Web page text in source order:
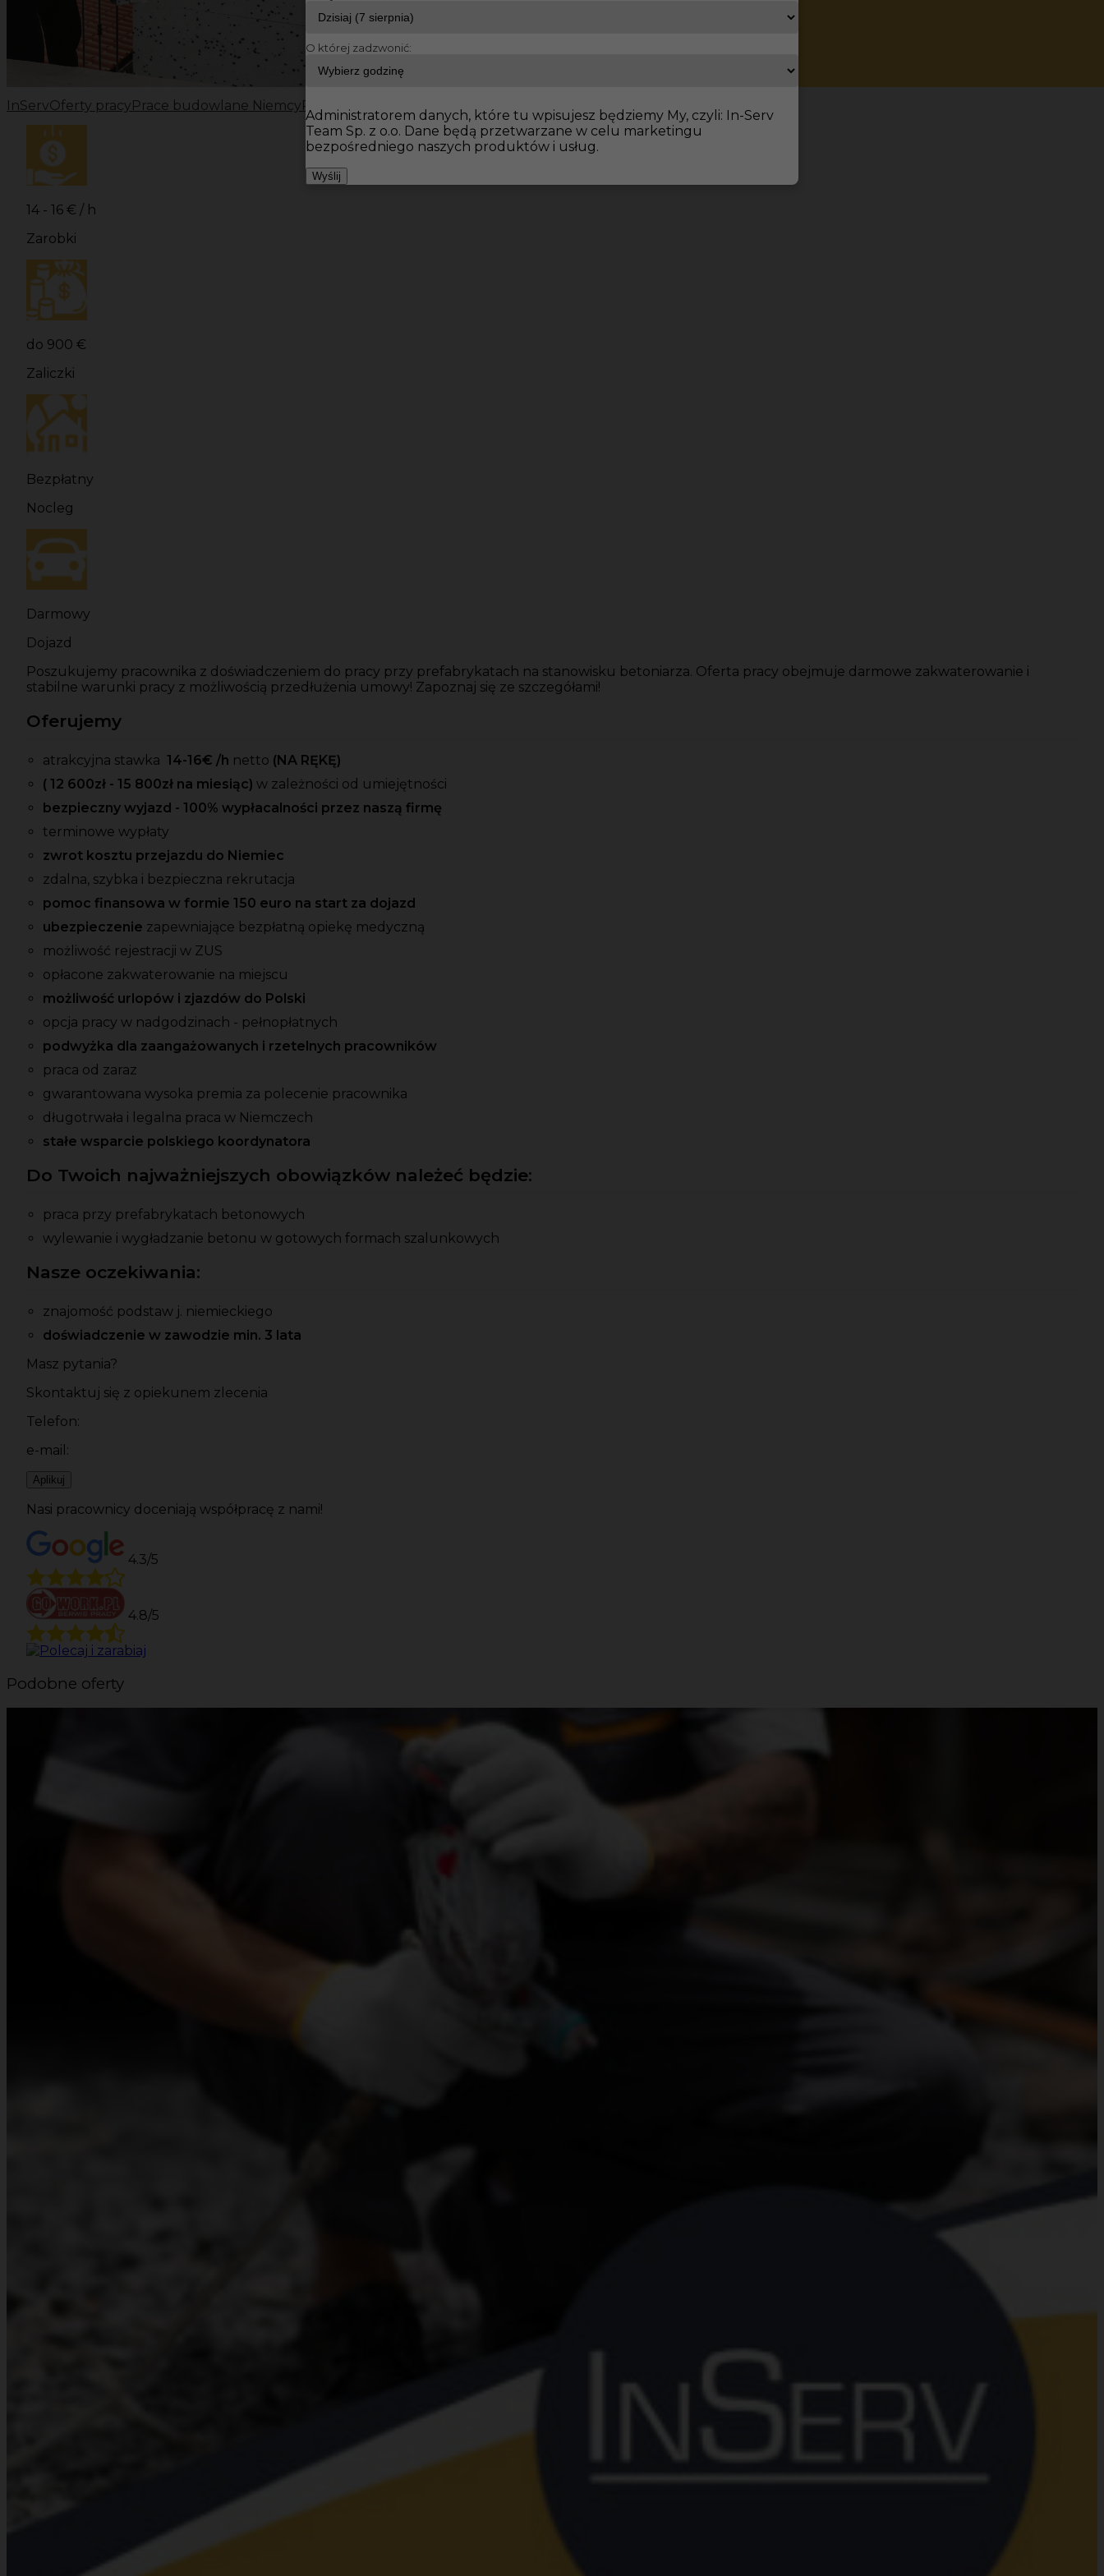
InServOferty pracy Prace budowlane Niemcy Prace budowlane Betoniarz praca w Niemczech
14 - 16 € / h
Zarobki
do 900 €
Zaliczki
Bezpłatny
Nocleg
Darmowy
Dojazd
Poszukujemy pracownika z doświadczeniem do pracy przy prefabrykatach na stanowisku betoniarza. Oferta pracy obejmuje darmowe zakwaterowanie i
stabilne warunki pracy z możliwością przedłużenia umowy! Zapoznaj się ze szczegółami!
Oferujemy
atrakcyjna stawka 14-16€ /h netto (NA RĘKĘ)
( 12 600zł - 15 800zł na miesiąc) w zależności od umiejętności
bezpieczny wyjazd - 100% wypłacalności przez naszą firmę
terminowe wypłaty
zwrot kosztu przejazdu do Niemiec
zdalna, szybka i bezpieczna rekrutacja
pomoc finansowa w formie 150 euro na start za dojazd
ubezpieczenie zapewniające bezpłatną opiekę medyczną
możliwość rejestracji w ZUS
opłacone zakwaterowanie na miejscu
możliwość urlopów i zjazdów do Polski
opcja pracy w nadgodzinach - pełnopłatnych
podwyżka dla zaangażowanych i rzetelnych pracowników
praca od zaraz
gwarantowana wysoka premia za polecenie pracownika
długotrwała i legalna praca w Niemczech
stałe wsparcie polskiego koordynatora
Do Twoich najważniejszych obowiązków należeć będzie:
praca przy prefabrykatach betonowych
wylewanie i wygładzanie betonu w gotowych formach szalunkowych
Nasze oczekiwania:
znajomość podstaw j. niemieckiego
doświadczenie w zawodzie min. 3 lata
Masz pytania?
Skontaktuj się z opiekunem zlecenia
Telefon:
e-mail:
Aplikuj
Nasi pracownicy doceniają współpracę z nami!
4.3/5
4.8/5
Podobne oferty
O której zadzwonić:
Administratorem danych, które tu wpisujesz będziemy My, czyli: In-Serv
Team Sp. z o.o. Dane będą przetwarzane w celu marketingu
bezpośredniego naszych produktów i usług.
Wyślij